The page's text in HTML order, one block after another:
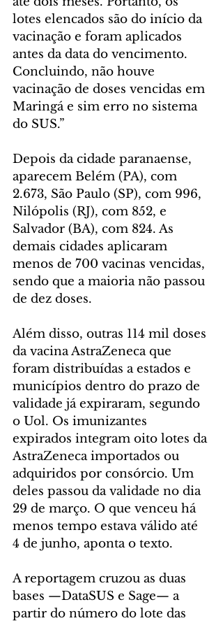
lotes elencados são do início da
vacinação e foram aplicados
antes da data do vencimento.
Concluindo, não houve
vacinação de doses vencidas em
Maringá e sim erro no sistema
do SUS.”
Depois da cidade paranaense,
aparecem Belém (PA), com
2.673, São Paulo (SP), com 996,
Nilópolis (RJ), com 852, e
Salvador (BA), com 824. As
demais cidades aplicaram
menos de 700 vacinas vencidas,
sendo que a maioria não passou
de dez doses.
Além disso, outras 114 mil doses
da vacina AstraZeneca que
foram distribuídas a estados e
municípios dentro do prazo de
validade já expiraram, segundo
o Uol. Os imunizantes
expirados integram oito lotes da
AstraZeneca importados ou
adquiridos por consórcio. Um
deles passou da validade no dia
29 de março. O que venceu há
menos tempo estava válido até
4 de junho, aponta o texto.
A reportagem cruzou as duas
bases —DataSUS e Sage— a
partir do número do lote das